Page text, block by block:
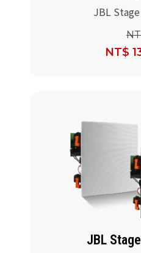
JBL
NT$
JBL